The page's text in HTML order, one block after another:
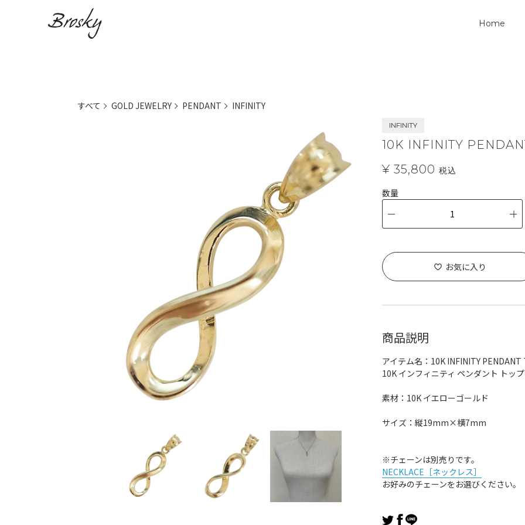
Home
すべて GOLD JEWELRY PENDANT INFINITY
INFINITY
10K INFINITY
¥ 35,800 税込
数量
お気に入り
商品説明
アイテム名：10K INFINITY PENDANT
10K インフィニティ ペンダント トップ
素材：10K イエローゴールド
サイズ：縦19mm×横7mm
※チェーンは別売りです。
NECKLACE［ネックレス］
お好みのチェーンをお選びください。